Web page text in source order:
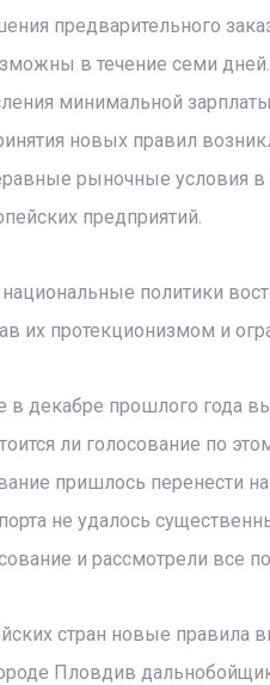
предварительного
в течение семи
минимальной
новых правил
рыночные условия в
предприятий.
политики
их протекционизмом и
декабре прошлого года
ли голосование по
пришлось перенести
не удалось
и рассмотрели все
стран новые правила
Пловдив